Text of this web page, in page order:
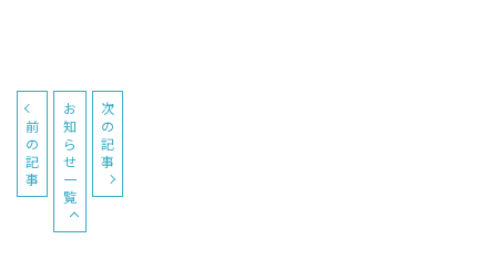
前
の
記
事
お
知
ら
せ
一
覧
次
の
記
事